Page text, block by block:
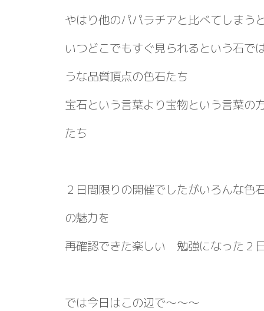
やはり他のパパラチアと比べてしま
いつどこでもすぐ見られるという石で
うな品質頂点の色石たち
宝石という言葉より宝物という言葉の
たち
２日間限りの開催でしたがいろんな
の魅力を
再確認できた楽しい 勉強になった２
では今日はこの辺で～～～